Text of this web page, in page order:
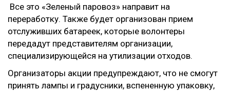
Все это «Зеленый паровоз» направит на
переработку. Также будет организован прием
отслуживших батареек, которые волонтеры
передадут представителям организации,
специализирующейся на утилизации отходов.
Организаторы акции предупреждают, что не смогут
принять лампы и градусники, вспененную упаковку,